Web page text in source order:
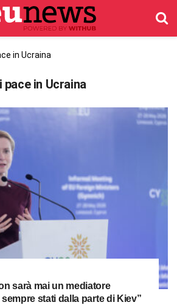
in Ucraina
in Ucraina
sarà mai un mediatore
stati dalla parte di Kiev”